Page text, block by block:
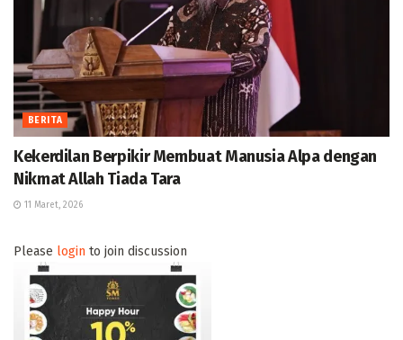
BERITA
Kekerdilan Berpikir Membuat Manusia Alpa dengan
Nikmat Allah Tiada Tara
11 Maret, 2026
Please login to join discussion